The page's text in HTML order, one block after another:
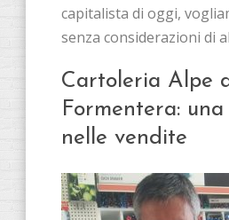
capitalista di oggi,
senza considerazioni di
Cartoleria Alpe
Formentera:
nelle vendite